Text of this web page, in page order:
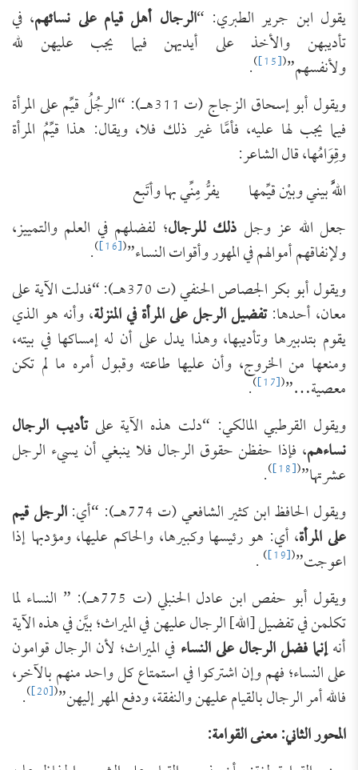
يقول ابن جرير الطبري: “الرجال أهل قيام على نسائهم، في
تأديبهن والأخذ على أيديهن فيما يجب عليهن لله
ولأنفسهم”(
[15]
)
.
ويقول أبو إسحاق الزجاج (ت 311هـ): “الرجُلُ قيِّم على المرأة
فيما يجب لها عليه، فأمَّا غير ذلك فلا، ويقال: هذا قيِّمُ المرأة
وقِوَامُها، قال الشاعر:
اللَّهُ بيني وبيْن قيِّمها يفرُّ مِنِّي بها وأتَبع
جعل الله عز وجل ذلك للرجال؛ لفضلهم في العلم والتمييز،
ولإنفاقهم أموالهم في المهور وأقوات النساء”(
[16]
)
.
ويقول أبو بكر الجصاص الحنفي (ت 370هـ): “فدلت الآية على
معان، أحدها:تفضيل الرجل على المرأة في المنزلة، وأنه هو الذي
يقوم بتدبيرها وتأديبها، وهذا يدل على أن له إمساكها في بيته،
ومنعها من الخروج، وأن عليها طاعته وقبول أمره ما لم تكن
معصية…”(
[17]
)
.
ويقول القرطبي المالكي: “دلت هذه الآية علىتأديب الرجال
نساءهم، فإذا حفظن حقوق الرجال فلا ينبغي أن يسيء الرجل
عشرتها”(
[18]
)
.
ويقول الحافظ ابن كثير الشافعي (ت 774هـ): “أي:
الرجل قيم
على المرأة، أي: هو رئيسها وكبيرها، والحاكم عليها، ومؤدبها إذا
اعوجت”(
[19]
)
.
ويقول أبو حفص ابن عادل الحنبلي (ت 775هـ): ” النساء لما
تكلمن في تفضيل [الله] الرجال عليهن في الميراث؛ بيَّن في هذه الآية
أنهإنما فضل الرجال على النساءفي الميراث؛ لأن الرجال قوامون
على النساء؛ فهم وإن اشتركوا في استمتاع كل واحد منهم بالآخر،
فالله أمر الرجال بالقيام عليهن والنفقة، ودفع المهر إليهن”(
[20]
)
.
المحور الثاني: معنى القوامة: